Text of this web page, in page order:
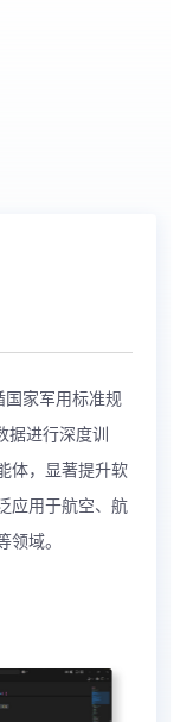
国家军用标准规
据进行深度训
体，显著提升软
应用于航空、航
领域。